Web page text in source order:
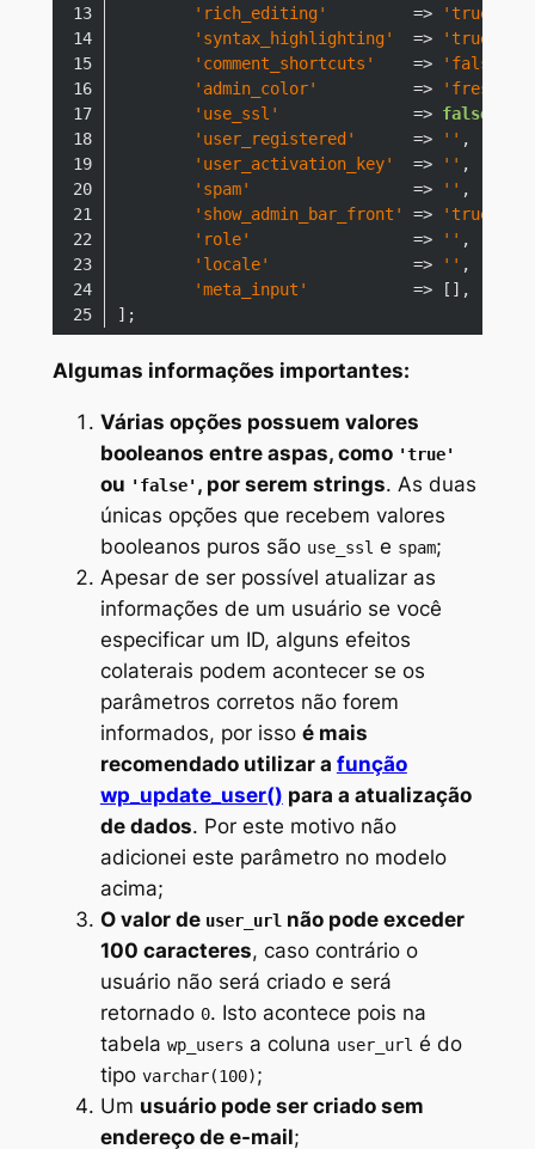
'rich_editing'
         =>
'true'
'syntax_highlighting'
  =>
'true'
'comment_shortcuts'
    =>
'false'
'admin_color'
          =>
'fresh'
'use_ssl'
              =>
false
'user_registered'
      =>
'' ,
'user_activation_key'
  =>
'' ,
'spam'
                 =>
'' ,
'show_admin_bar_front'
=> 'true'
'role'
                 =>
'' ,
'locale'
               =>
'' ,
'meta_input'
           => [],
Algumas informações importantes:
Várias opções possuem valores
booleanos entre aspas, como 'true'
ou 'false' , por serem strings. As duas
únicas opções que recebem valores
booleanos puros são use_ssl e spam;
Apesar de ser possível atualizar as
informações de um usuário se você
especificar um ID, alguns efeitos
colaterais podem acontecer se os
parâmetros corretos não forem
informados, por isso é mais
recomendado utilizar a função
wp_update_user() para a atualização
de dados. Por este motivo não
adicionei este parâmetro no modelo
acima;
O valor de user_url não pode exceder
100 caracteres, caso contrário o
usuário não será criado e será
retornado 0. Isto acontece pois na
tabela wp_users a coluna user_url é do
tipo varchar(100);
Um usuário pode ser criado sem
endereço de e-mail;